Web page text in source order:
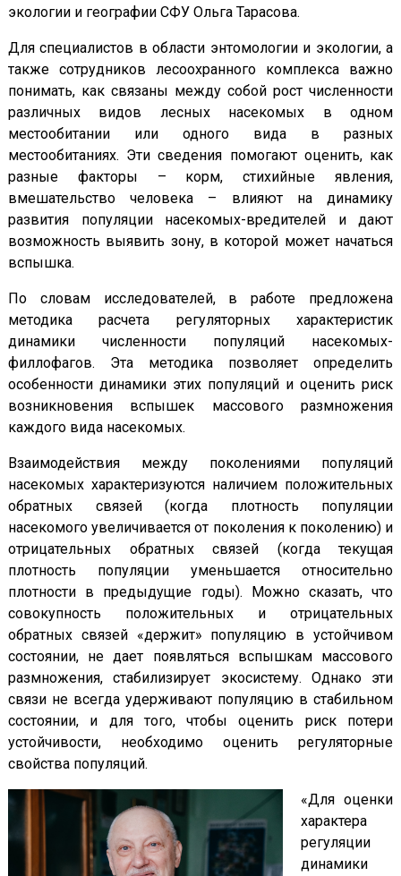
экологии и географии СФУ Ольга Тарасова.
Для специалистов в области энтомологии и экологии, а
также сотрудников лесоохранного комплекса важно
понимать, как связаны между собой рост численности
различных видов лесных насекомых в одном
местообитании или одного вида в разных
местообитаниях. Эти сведения помогают оценить, как
разные факторы – корм, стихийные явления,
вмешательство человека – влияют на динамику
развития популяции насекомых-вредителей и дают
возможность выявить зону, в которой может начаться
вспышка.
По словам исследователей, в работе предложена
методика расчета регуляторных характеристик
динамики численности популяций насекомых-
филлофагов. Эта методика позволяет определить
особенности динамики этих популяций и оценить риск
возникновения вспышек массового размножения
каждого вида насекомых.
Взаимодействия между поколениями популяций
насекомых характеризуются наличием положительных
обратных связей (когда плотность популяции
насекомого увеличивается от поколения к поколению) и
отрицательных обратных связей (когда текущая
плотность популяции уменьшается относительно
плотности в предыдущие годы). Можно сказать, что
совокупность положительных и отрицательных
обратных связей «держит» популяцию в устойчивом
состоянии, не дает появляться вспышкам массового
размножения, стабилизирует экосистему. Однако эти
связи не всегда удерживают популяцию в стабильном
состоянии, и для того, чтобы оценить риск потери
устойчивости, необходимо оценить регуляторные
свойства популяций.
«Для оценки
характера
регуляции
динамики